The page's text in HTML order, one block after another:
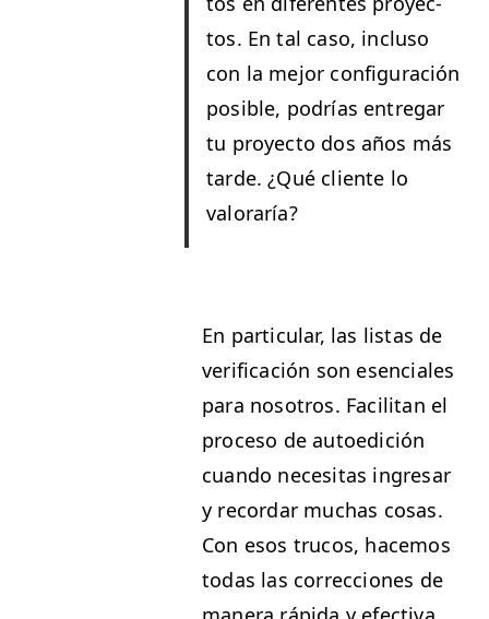
tos. En tal caso, inclu­so
con la mejor con­fig­u­ración
posi­ble, podrías entre­gar
tu proyec­to dos años más
tarde. ¿Qué cliente lo
valoraría?
En par­tic­u­lar, las lis­tas de
ver­i­fi­cación son esen­ciales
para nosotros. Facil­i­tan el
pro­ce­so de autoedi­ción
cuan­do nece­si­tas ingre­sar
y recor­dar muchas cosas.
Con esos tru­cos, hace­mos
todas las cor­rec­ciones de